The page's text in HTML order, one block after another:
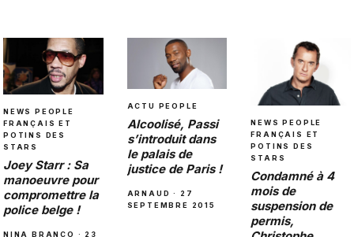
NEWS PEOPLE
FRANÇAIS ET
POTINS DES
STARS
Joey Starr : Sa
manoeuvre pour
compromettre la
police belge !
NINA BRANCO · 23
ACTU PEOPLE
Alcoolisé, Passi
s’introduit dans
le palais de
justice de Paris !
ARNAUD · 27
SEPTEMBRE 2015
NEWS PEOPLE
FRANÇAIS ET
POTINS DES
STARS
Condamné à 4
mois de
suspension de
permis,